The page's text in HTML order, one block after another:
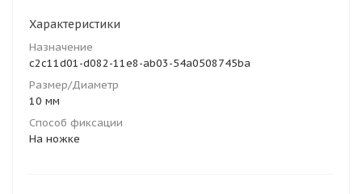
Характеристики
Назначение
c2c11d01-d082-11e8-ab03-54a0508745ba
Размер/Диаметр
10 мм
Способ фиксации
На ножке